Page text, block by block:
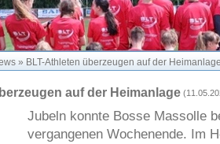
» BLT-Athleten überzeugen auf der
auf der Heimanlage
Jubeln konnte Bosse Massolle
vergangenen Wochenende. Im